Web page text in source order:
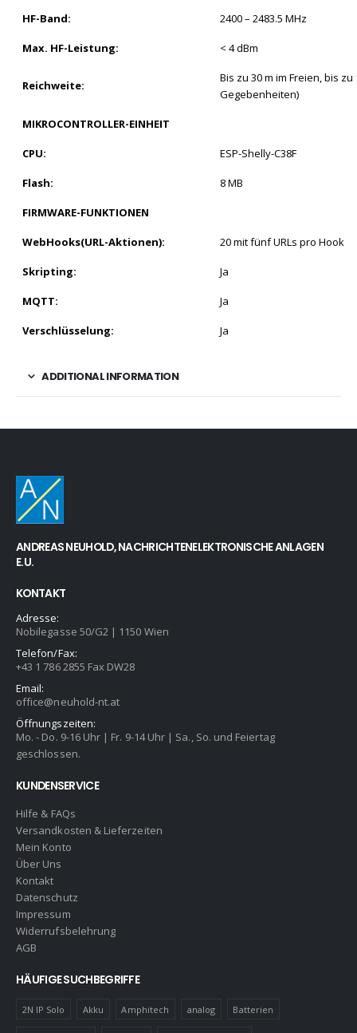
HF-Band: 2400 – 2483.5 MHz
Max. HF-Leistung: < 4 dBm
Reichweite:
Bis zu 30 m im Freien, bis
Gegebenheiten)
MIKROCONTROLLER-EINHEIT
CPU: ESP-Shelly-C38F
Flash: 8 MB
FIRMWARE-FUNKTIONEN
WebHooks(URL-Aktionen): 20 mit fünf URLs pro Hook
Skripting: Ja
MQTT: Ja
Verschlüsselung: Ja
ADDITIONAL INFORMATION
ANDREAS NEUHOLD, NACHRICHTENELEKTRONISCHE ANLAGEN
E.U.
KONTAKT
Adresse:
Nobilegasse 50/G2 | 1150 Wien
Telefon/Fax:
+43 1 786 2855 Fax DW28
Email:
office@neuhold-nt.at
Öffnungszeiten:
Mo. - Do. 9-16 Uhr | Fr. 9-14 Uhr | Sa., So. und Feiertag
geschlossen.
KUNDENSERVICE
Hilfe & FAQs
Versandkosten & Lieferzeiten
Mein Konto
Über Uns
Kontakt
Datenschutz
Impressum
Widerrufsbelehrung
AGB
HÄUFIGE SUCHBEGRIFFE
2N IP Solo Akku Amphitech analog Batterien